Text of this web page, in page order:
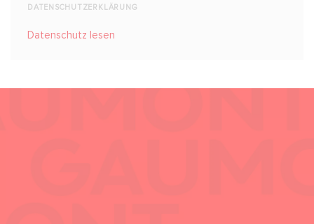
DATENSCHUTZERKLÄRUNG
Datenschutz lesen